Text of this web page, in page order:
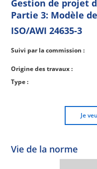
Gestion de projet
Partie 3: Modèle
ISO/AWI 24635-3
Suivi par la commission :
Origine des travaux :
Type :
Je
Vie de la norme